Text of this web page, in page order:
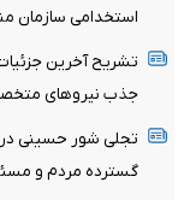
استخدامی سازمان
تشریح آخرین
جذب نیروهای
تجلی شور حسینی در
گسترده مردم و